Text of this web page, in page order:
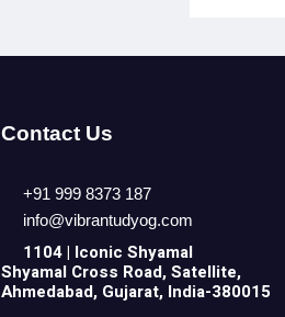
Contact Us
+91 999 8373 187
info@vibrantudyog.com
1104 | Iconic Shyamal
Shyamal Cross Road, Satellite,
Ahmedabad, Gujarat, India-380015